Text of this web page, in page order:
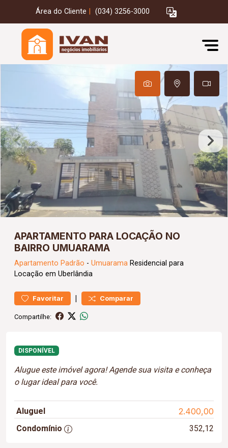
Área do Cliente (034) 3256-3000
APARTAMENTO PARA LOCAÇÃO NO
BAIRRO UMUARAMA
Apartamento Padrão - Umuarama Residencial para
Locação em Uberlândia
Favoritar | Comparar
Compartilhe:
DISPONÍVEL
Alugue este imóvel agora! Agende sua visita e conheça
o lugar ideal para você.
Aluguel 2.400,00
Condomínio 352,12